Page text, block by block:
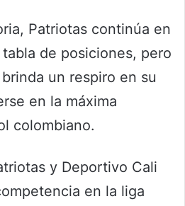
Patriotas continúa en
de posiciones, pero
un respiro en su
en la máxima
colombiano.
y Deportivo Cali
en la liga